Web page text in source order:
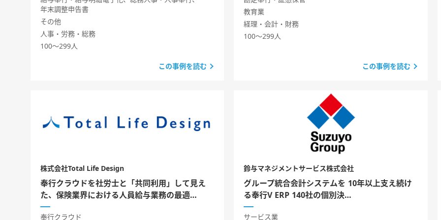
年末調整申告書
その他
人事・労務・総務
100～299人
この事例を読む
教育業
経理・会計・財務
100～299人
この事例を読む
株式会社Total Life Design
奉行クラウドを社労士と「共同利用」して見え
た、保険業界における人員給与業務の最適…
奉行クラウド
鈴与マネジメントサービス株式会社
グループ統合会計システムを 10年以上支え続け
る奉行V ERP 140社の個別決…
サービス業